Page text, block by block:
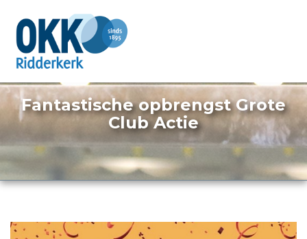
Fantastische opbrengst Grote
Club Actie